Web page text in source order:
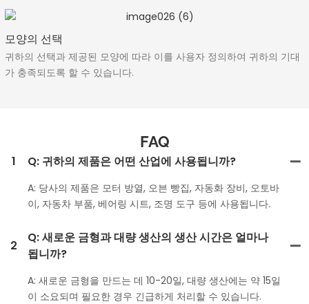
모양의 선택
귀하의 선택과 제공된 모양에 따라 이를 사용자 정의하여 귀하의 기대
가 충족되도록 할 수 있습니다.
FAQ
1 Q: 귀하의 제품은 어떤 산업에 사용됩니까?
A: 당사의 제품은 모터 방열, 오븐 빵집, 자동화 장비, 오토바
이, 자동차 부품, 베어링 시트, 조명 도구 등에 사용됩니다.
2
Q: 새로운 금형과 대량 생산의 생산 시간은 얼마나
됩니까?
A: 새로운 금형을 만드는 데 10-20일, 대량 생산에는 약 15일
이 소요되며 필요한 경우 긴급하게 처리할 수 있습니다.